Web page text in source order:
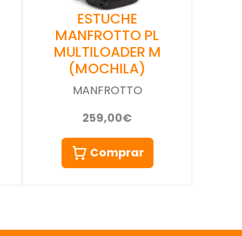
ESTUCHE
MANFROTTO PL
MULTILOADER M
(MOCHILA)
MANFROTTO
259,00€
Comprar